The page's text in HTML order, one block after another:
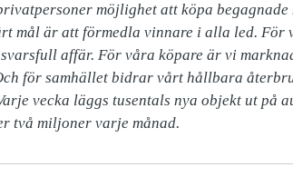
möjlighet att köpa begagnade
mål är att förmedla vinnare i alla led. För
affär. För våra köpare är vi
för samhället bidrar vårt hållbara
vecka läggs tusentals nya objekt ut på
två miljoner varje månad.